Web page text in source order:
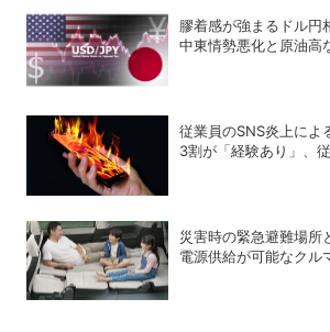
膠着感が強まるドル円
中東情勢悪化と原油高
従業員のSNS炎上によ
3割が「経験あり」、
災害時の緊急避難場所
電源供給が可能なクル